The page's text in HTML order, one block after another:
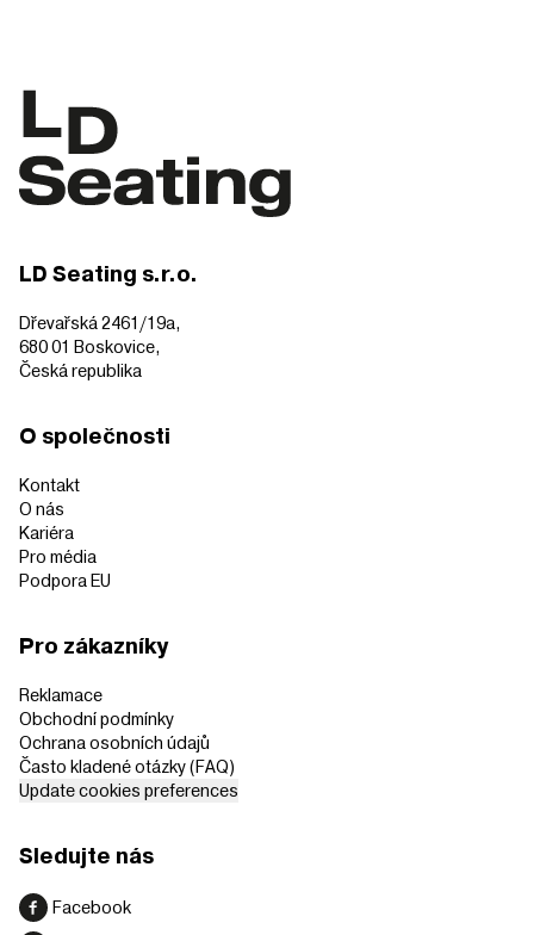
LD Seating s.r.o.
Dřevařská 2461/19a,
680 01 Boskovice,
Česká republika
O společnosti
Kontakt
O nás
Kariéra
Pro média
Podpora EU
Pro zákazníky
Reklamace
Obchodní podmínky
Ochrana osobních údajů
Často kladené otázky (FAQ)
Update cookies preferences
Sledujte nás
Facebook